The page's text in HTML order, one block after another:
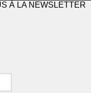
À LA NEWSLETTER